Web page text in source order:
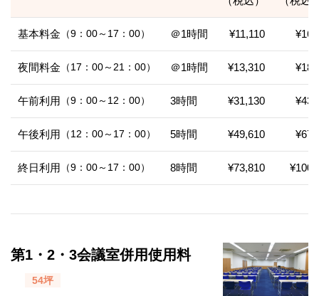
基本料金 （9：00～17：00） ＠1時間 ¥11,110
夜間料金 （17：00～21：00） ＠1時間 ¥13,310
午前利用 （9：00～12：00） 3時間 ¥31,130
午後利用 （12：00～17：00） 5時間 ¥49,610
終日利用 （9：00～17：00） 8時間 ¥73,810
第1・2・3会議室併用使用料
54坪